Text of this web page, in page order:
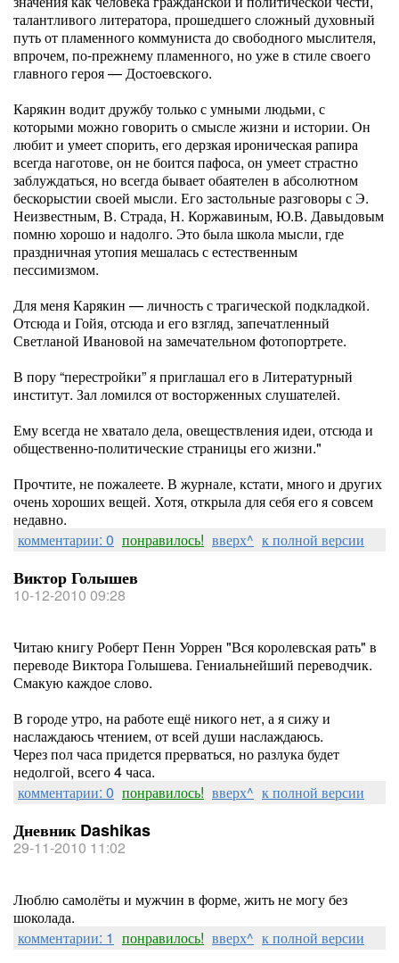
талантливого литератора, прошедшего сложный духовный
путь от пламенного коммуниста до свободного мыслителя,
впрочем, по-прежнему пламенного, но уже в стиле своего
главного героя — Достоевского.
Карякин водит дружбу только с умными людьми, с
которыми можно говорить о смысле жизни и истории. Он
любит и умеет спорить, его дерзкая ироническая рапира
всегда наготове, он не боится пафоса, он умеет страстно
заблуждаться, но всегда бывает обаятелен в абсолютном
бескорыстии своей мысли. Его застольные разговоры с Э.
Неизвестным, В. Страда, Н. Коржавиным, Ю.В. Давыдовым
помню хорошо и надолго. Это была школа мысли, где
праздничная утопия мешалась с естественным
пессимизмом.
Для меня Карякин — личность с трагической подкладкой.
Отсюда и Гойя, отсюда и его взгляд, запечатленный
Светланой Ивановой на замечательном фотопортрете.
В пору “перестройки” я приглашал его в Литературный
институт. Зал ломился от восторженных слушателей.
Ему всегда не хватало дела, овеществления идеи, отсюда и
общественно-политические страницы его жизни."
Прочтите, не пожалеете. В журнале, кстати, много и других
очень хороших вещей. Хотя, открыла для себя его я совсем
недавно.
комментарии: 0 понравилось! вверх^ к полной версии
Виктор Голышев
10-12-2010 09:28
Читаю книгу Роберт Пенн Уоррен "Вся королевская рать" в
переводе Виктора Голышева. Гениальнейший переводчик.
Смакую каждое слово.
В городе утро, на работе ещё никого нет, а я сижу и
наслаждаюсь чтением, от всей души наслаждаюсь.
Через пол часа придется прерваться, но разлука будет
недолгой, всего 4 часа.
комментарии: 0 понравилось! вверх^ к полной версии
Дневник Dashikas
29-11-2010 11:02
Люблю самолёты и мужчин в форме, жить не могу без
шоколада.
комментарии: 1 понравилось! вверх^ к полной версии